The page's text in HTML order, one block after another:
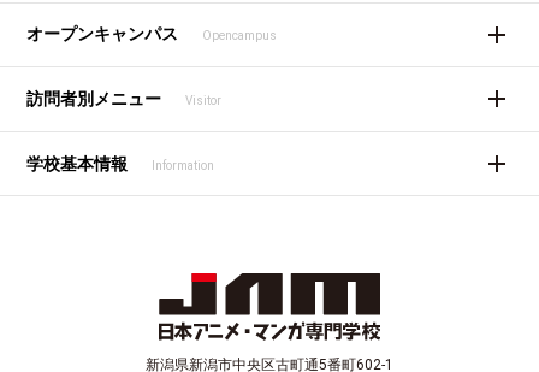
オープンキャンパス Opencampus
訪問者別メニュー Visitor
学校基本情報 Information
新潟県新潟市中央区古町通5番町602-1